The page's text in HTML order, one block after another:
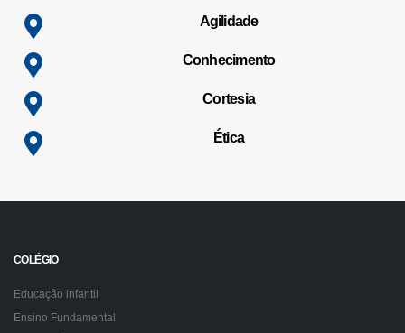
Agilidade
Conhecimento
Cortesia
Ética
COLÉGIO
Educação infantil
Ensino Fundamental